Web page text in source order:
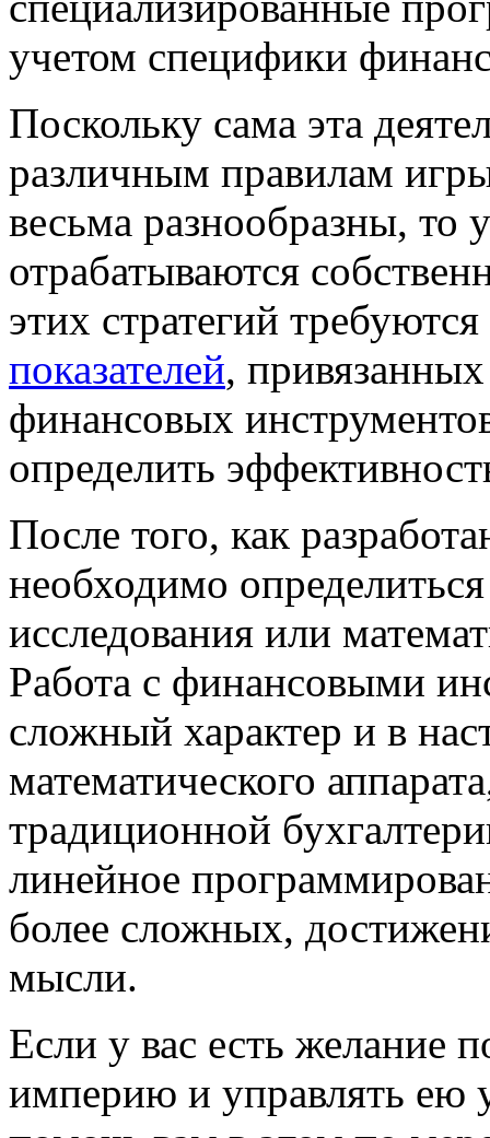
учетом специфики
Поскольку сама эта
различным правилам
весьма разнообразны, то
отрабатываются
этих стратегий
показателей,
финансовых
определить
После того, как
необходимо
исследования или
Работа с финансовыми
сложный характер и в
математического
традиционной
линейное
более сложных,
мысли.
Если у вас есть желание
империю и управлять ею